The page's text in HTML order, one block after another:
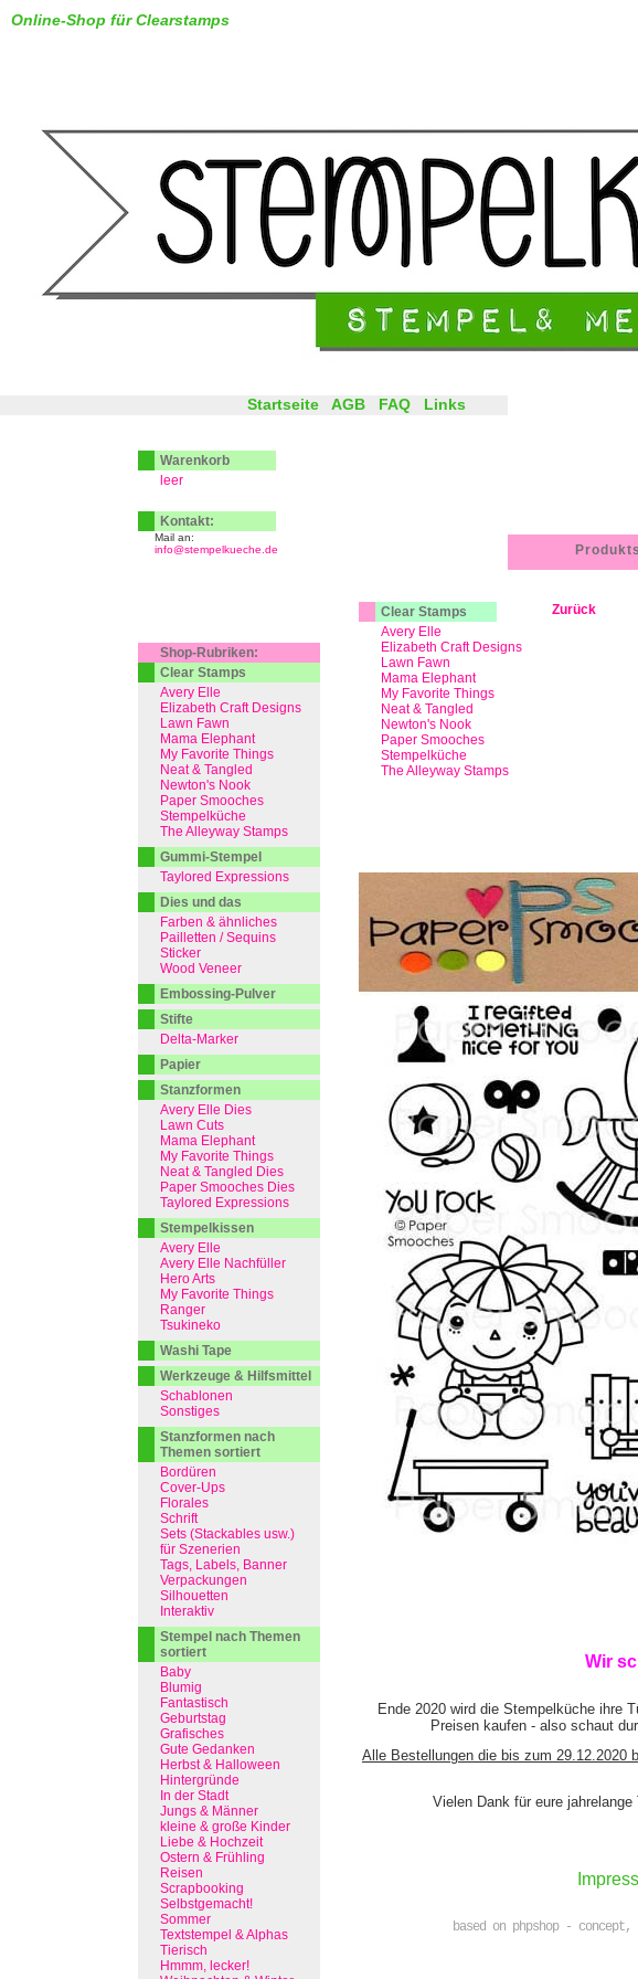
Online-Shop für Clearstamps
Clear Stamps
Avery Elle
Elizabeth Craft Designs
Lawn Fawn
Mama Elephant
My Favorite Things
Neat & Tangled
Newton's Nook
Paper Smooches
Stempelküche
The Alleyway Stamps
Zurück
Wir
Ende 2020 wird die Stempelküche ihre
Preisen kaufen - also schaut
Alle Bestellungen die bis zum 29.12.2020
Vielen Dank für eure
based on phpshop -
Startseite AGB FAQ Links
Warenkorb
leer
Kontakt:
Mail an:
info@stempelkueche.de
Shop-Rubriken:
Clear Stamps
Avery Elle
Elizabeth Craft Designs
Lawn Fawn
Mama Elephant
My Favorite Things
Neat & Tangled
Newton's Nook
Paper Smooches
Stempelküche
The Alleyway Stamps
Gummi-Stempel
Taylored Expressions
Dies und das
Farben & ähnliches
Pailletten / Sequins
Sticker
Wood Veneer
Embossing-Pulver
Stifte
Delta-Marker
Papier
Stanzformen
Avery Elle Dies
Lawn Cuts
Mama Elephant
My Favorite Things
Neat & Tangled Dies
Paper Smooches Dies
Taylored Expressions
Stempelkissen
Avery Elle
Avery Elle Nachfüller
Hero Arts
My Favorite Things
Ranger
Tsukineko
Washi Tape
Werkzeuge & Hilfsmittel
Schablonen
Sonstiges
Stanzformen nach
Themen sortiert
Bordüren
Cover-Ups
Florales
Schrift
Sets (Stackables usw.)
für Szenerien
Tags, Labels, Banner
Verpackungen
Silhouetten
Interaktiv
Stempel nach Themen
sortiert
Baby
Blumig
Fantastisch
Geburtstag
Grafisches
Gute Gedanken
Herbst & Halloween
Hintergründe
In der Stadt
Jungs & Männer
kleine & große Kinder
Liebe & Hochzeit
Ostern & Frühling
Reisen
Scrapbooking
Selbstgemacht!
Sommer
Textstempel & Alphas
Tierisch
Hmmm, lecker!